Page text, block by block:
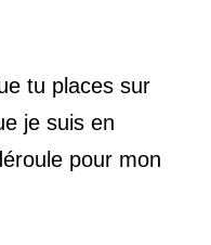
tu places sur
je suis en
pour mon